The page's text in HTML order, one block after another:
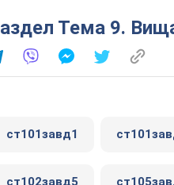
Раздел Тема 9.
ст101завд1
ст102завд5